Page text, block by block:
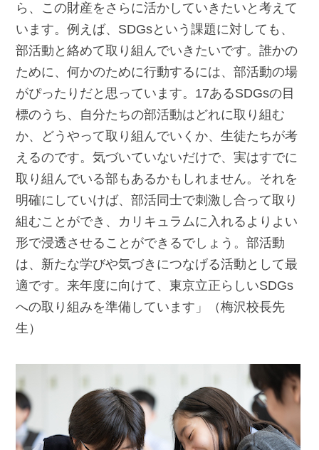
ら、この財産をさらに活かしていきたいと考えて
います。例えば、SDGsという課題に対しても、
部活動と絡めて取り組んでいきたいです。誰かの
ために、何かのために行動するには、部活動の場
がぴったりだと思っています。17あるSDGsの目
標のうち、自分たちの部活動はどれに取り組む
か、どうやって取り組んでいくか、生徒たちが考
えるのです。気づいていないだけで、実はすでに
取り組んでいる部もあるかもしれません。それを
明確にしていけば、部活同士で刺激し合って取り
組むことができ、カリキュラムに入れるよりよい
形で浸透させることができるでしょう。部活動
は、新たな学びや気づきにつなげる活動として最
適です。来年度に向けて、東京立正らしいSDGs
への取り組みを準備しています」（梅沢校長先
生）